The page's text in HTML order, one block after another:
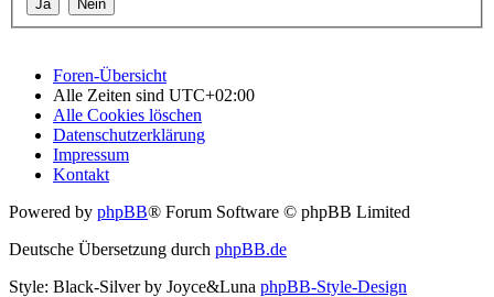
Foren-Übersicht
Alle Zeiten sind UTC+02:00
Alle Cookies löschen
Datenschutzerklärung
Impressum
Kontakt
Powered by phpBB® Forum Software © phpBB Limited
Deutsche Übersetzung durch phpBB.de
Style: Black-Silver by Joyce&Luna phpBB-Style-Design